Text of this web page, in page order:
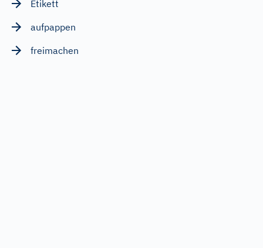
Etikett
aufpappen
freimachen